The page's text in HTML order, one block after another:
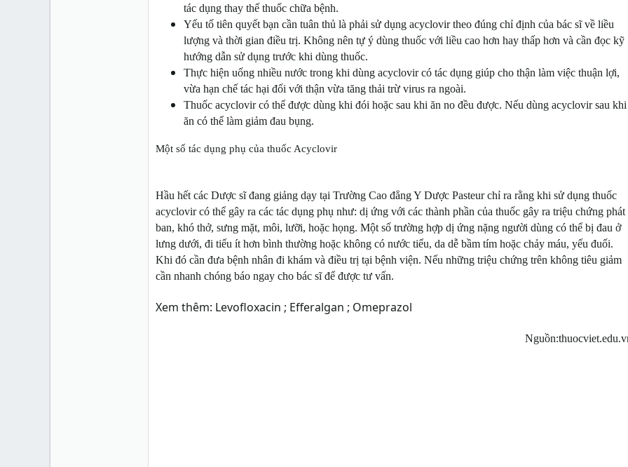
tác dụng thay thế thuốc chữa bệnh.
Yếu tố tiên quyết bạn cần tuân thủ là phải sử dụng acyclovirtheo đúng chỉ định của bác sĩ về liều
lượng và thời gian điều trị. Không nên tự ý dùng thuốc với liều cao hơn hay thấp hơn và cần đọc kỹ
hướng dẫn sử dụng trước khi dùng thuốc.
Thực hiện uống nhiều nước trong khi dùng acyclovir có tác dụng giúp cho thận làm việc thuận lợi,
vừa hạn chế tác hại đối với thận vừa tăng thải trừ virus ra ngoài.
Thuốc acyclovir có thể được dùng khi đói hoặc sau khi ăn no đều được. Nếu dùng acyclovirsau khi
ăn có thể làm giảm đau bụng.
Một số tác dụng phụ của thuốc Acyclovir
Hầu hết các Dược sĩ đang giảng dạy tại Trường Cao đẳng Y Dược Pasteurchỉ ra rằng khi sử dụng thuốc
acyclovir có thể gây ra các tác dụng phụ như: dị ứng với các thành phần của thuốc gây ra triệu chứng phát
ban, khó thở, sưng mặt, môi, lưỡi, hoặc họng. Một số trường hợp dị ứng nặng người dùng có thể bị đau ở
lưng dưới, đi tiểu ít hơn bình thường hoặc không có nước tiểu, da dễ bầm tím hoặc chảy máu, yếu đuối.
Khi đó cần đưa bệnh nhân đi khám và điều trị tại bệnh viện. Nếu những triệu chứng trên không tiêu giảm
cần nhanh chóng báo ngay cho bác sĩ để được tư vấn.
Xem thêm: Levofloxacin ; Efferalgan ; Omeprazol